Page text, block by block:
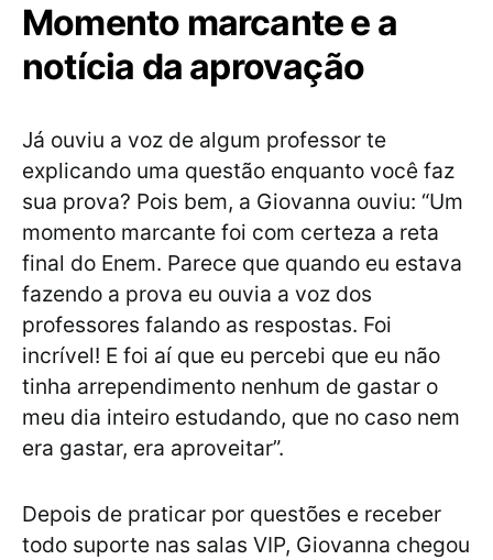
Momento marcante e a
notícia da aprovação
Já ouviu a voz de algum professor te
explicando uma questão enquanto você faz
sua prova? Pois bem, a Giovanna ouviu: “Um
momento marcante foi com certeza a reta
final do Enem. Parece que quando eu estava
fazendo a prova eu ouvia a voz dos
professores falando as respostas. Foi
incrível! E foi aí que eu percebi que eu não
tinha arrependimento nenhum de gastar o
meu dia inteiro estudando, que no caso nem
era gastar, era aproveitar”.
Depois de praticar por questões e receber
todo suporte nas salas VIP, Giovanna chegou